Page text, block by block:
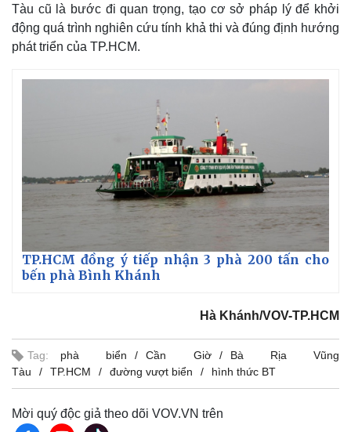
Thế giới
Quan sát
Cuộc sống đó đây
Hồ sơ
Multimedia
Video
Ảnh
E-Magazine
Tàu cũ là bước đi quan trọng, tạo cơ sở pháp lý để khởi
động quá trình nghiên cứu tính khả thi và đúng định hướng
phát triển của TP.HCM.
TP.HCM đồng ý tiếp nhận 3 phà 200 tấn cho
bến phà Bình Khánh
Hà Khánh/VOV-TP.HCM
Tag: phà biển Cần Giờ
Bà Rịa Vũng
Tàu
TP.HCM đường vượt biển hình thức BT
Mời quý độc giả theo dõi VOV.VN trên